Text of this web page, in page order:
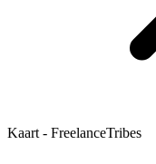
Kaart - FreelanceTribes